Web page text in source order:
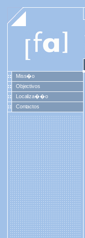
Miss�o
Objectivos
Localiza��o
Contactos